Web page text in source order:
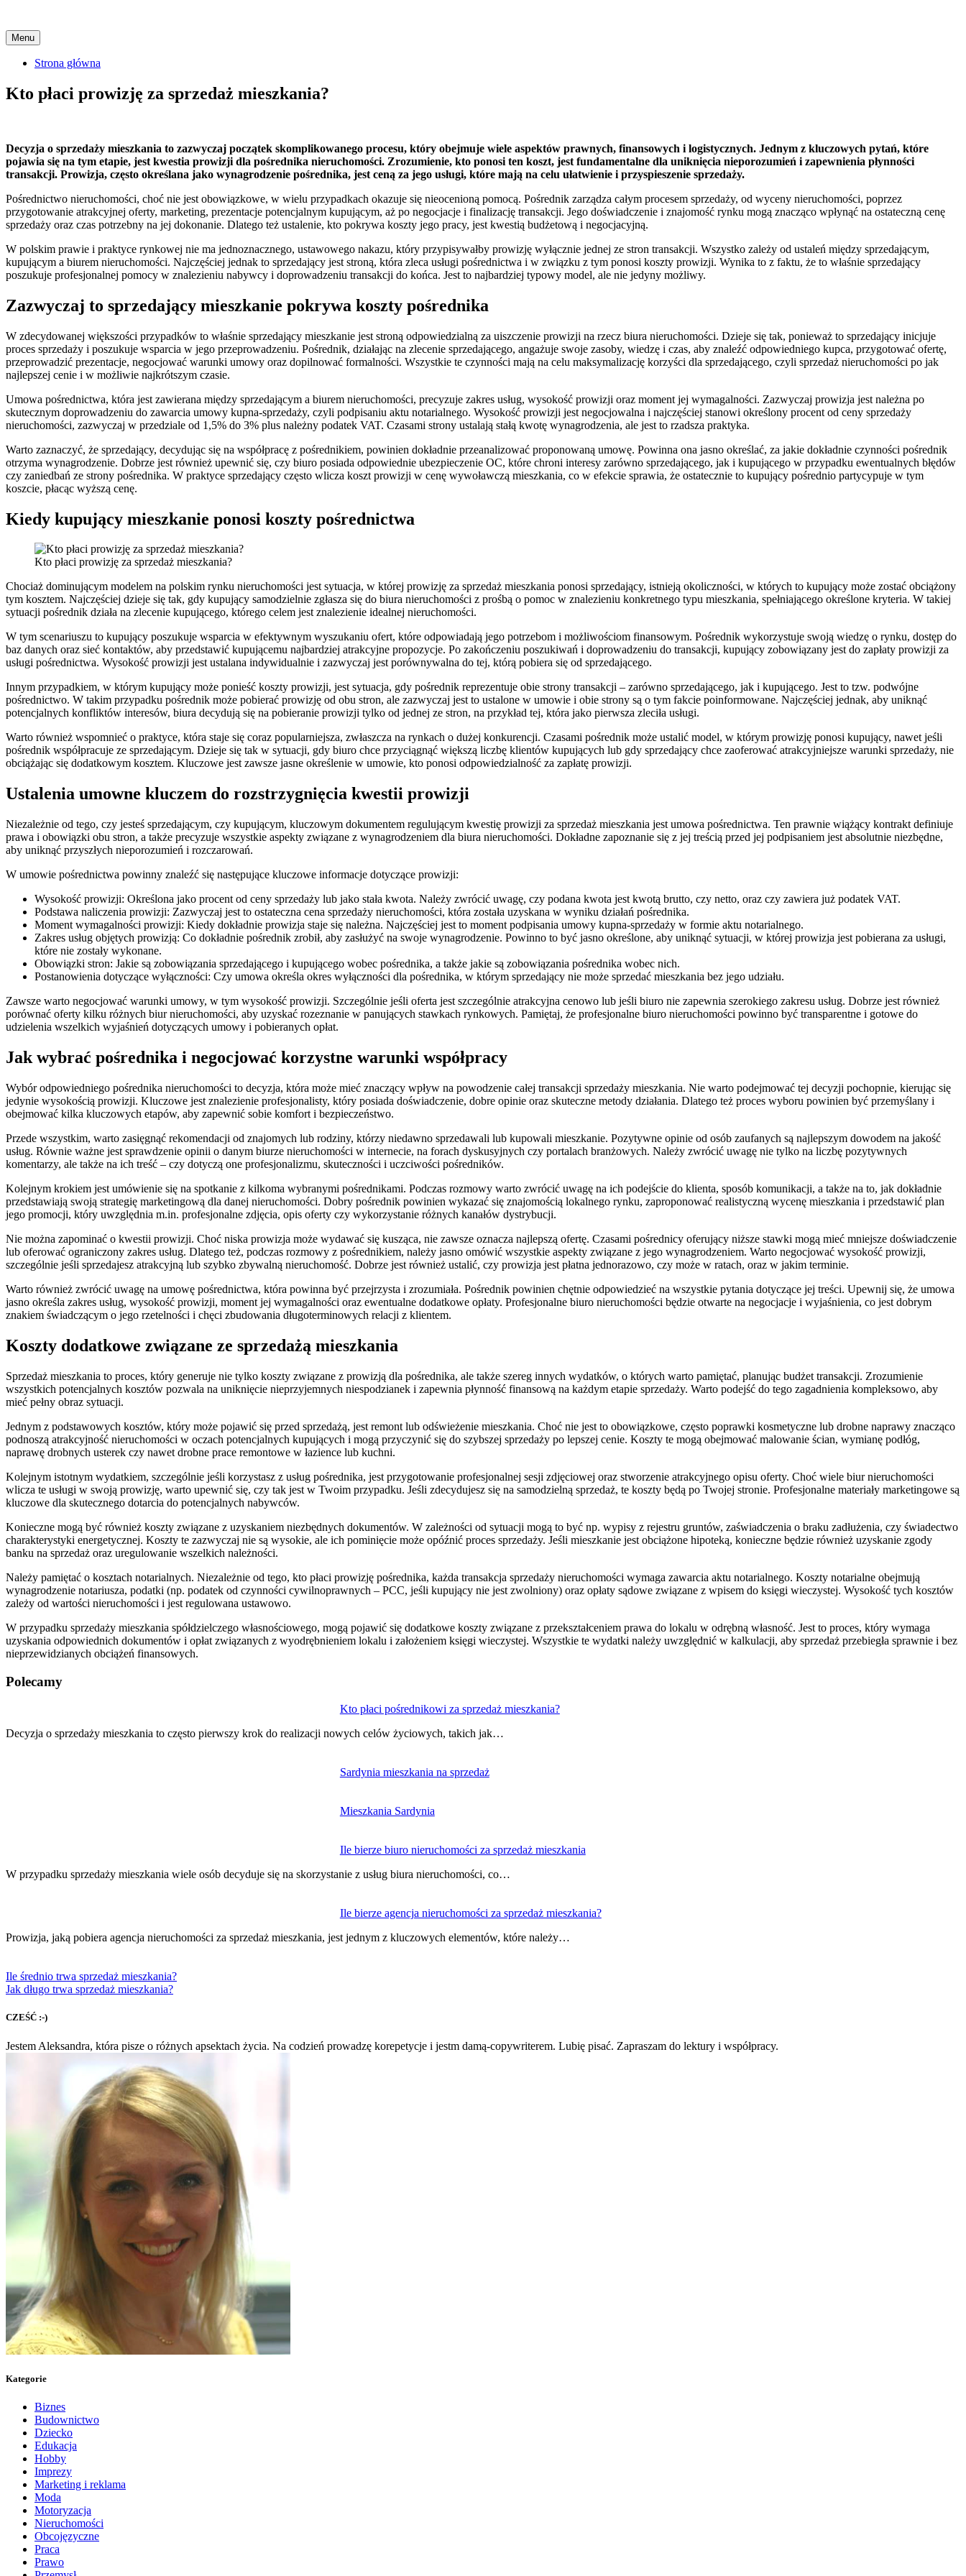
Menu Skip
to
content
Strona główna
Kto płaci prowizję za sprzedaż mieszkania?
Decyzja o sprzedaży mieszkania to zazwyczaj początek skomplikowanego procesu, który obejmuje wiele aspektów prawnych, finansowych i logistycznych. Jednym z kluczowych pytań, które
pojawia się na tym etapie, jest kwestia prowizji dla pośrednika nieruchomości. Zrozumienie, kto ponosi ten koszt, jest fundamentalne dla uniknięcia nieporozumień i zapewnienia płynności
transakcji. Prowizja, często określana jako wynagrodzenie pośrednika, jest ceną za jego usługi, które mają na celu ułatwienie i przyspieszenie sprzedaży.
Pośrednictwo nieruchomości, choć nie jest obowiązkowe, w wielu przypadkach okazuje się nieocenioną pomocą. Pośrednik zarządza całym procesem sprzedaży, od wyceny nieruchomości, poprzez
przygotowanie atrakcyjnej oferty, marketing, prezentacje potencjalnym kupującym, aż po negocjacje i finalizację transakcji. Jego doświadczenie i znajomość rynku mogą znacząco wpłynąć na ostateczną cenę
sprzedaży oraz czas potrzebny na jej dokonanie. Dlatego też ustalenie, kto pokrywa koszty jego pracy, jest kwestią budżetową i negocjacyjną.
W polskim prawie i praktyce rynkowej nie ma jednoznacznego, ustawowego nakazu, który przypisywałby prowizję wyłącznie jednej ze stron transakcji. Wszystko zależy od ustaleń między sprzedającym,
kupującym a biurem nieruchomości. Najczęściej jednak to sprzedający jest stroną, która zleca usługi pośrednictwa i w związku z tym ponosi koszty prowizji. Wynika to z faktu, że to właśnie sprzedający
poszukuje profesjonalnej pomocy w znalezieniu nabywcy i doprowadzeniu transakcji do końca. Jest to najbardziej typowy model, ale nie jedyny możliwy.
Zazwyczaj to sprzedający mieszkanie pokrywa koszty pośrednika
W zdecydowanej większości przypadków to właśnie sprzedający mieszkanie jest stroną odpowiedzialną za uiszczenie prowizji na rzecz biura nieruchomości. Dzieje się tak, ponieważ to sprzedający inicjuje
proces sprzedaży i poszukuje wsparcia w jego przeprowadzeniu. Pośrednik, działając na zlecenie sprzedającego, angażuje swoje zasoby, wiedzę i czas, aby znaleźć odpowiedniego kupca, przygotować ofertę,
przeprowadzić prezentacje, negocjować warunki umowy oraz dopilnować formalności. Wszystkie te czynności mają na celu maksymalizację korzyści dla sprzedającego, czyli sprzedaż nieruchomości po jak
najlepszej cenie i w możliwie najkrótszym czasie.
Umowa pośrednictwa, która jest zawierana między sprzedającym a biurem nieruchomości, precyzuje zakres usług, wysokość prowizji oraz moment jej wymagalności. Zazwyczaj prowizja jest należna po
skutecznym doprowadzeniu do zawarcia umowy kupna-sprzedaży, czyli podpisaniu aktu notarialnego. Wysokość prowizji jest negocjowalna i najczęściej stanowi określony procent od ceny sprzedaży
nieruchomości, zazwyczaj w przedziale od 1,5% do 3% plus należny podatek VAT. Czasami strony ustalają stałą kwotę wynagrodzenia, ale jest to rzadsza praktyka.
Warto zaznaczyć, że sprzedający, decydując się na współpracę z pośrednikiem, powinien dokładnie przeanalizować proponowaną umowę. Powinna ona jasno określać, za jakie dokładnie czynności pośrednik
otrzyma wynagrodzenie. Dobrze jest również upewnić się, czy biuro posiada odpowiednie ubezpieczenie OC, które chroni interesy zarówno sprzedającego, jak i kupującego w przypadku ewentualnych błędów
czy zaniedbań ze strony pośrednika. W praktyce sprzedający często wlicza koszt prowizji w cenę wywoławczą mieszkania, co w efekcie sprawia, że ostatecznie to kupujący pośrednio partycypuje w tym
koszcie, płacąc wyższą cenę.
Kiedy kupujący mieszkanie ponosi koszty pośrednictwa
Kto płaci prowizję za sprzedaż mieszkania?
Chociaż dominującym modelem na polskim rynku nieruchomości jest sytuacja, w której prowizję za sprzedaż mieszkania ponosi sprzedający, istnieją okoliczności, w których to kupujący może zostać obciążony
tym kosztem. Najczęściej dzieje się tak, gdy kupujący samodzielnie zgłasza się do biura nieruchomości z prośbą o pomoc w znalezieniu konkretnego typu mieszkania, spełniającego określone kryteria. W takiej
sytuacji pośrednik działa na zlecenie kupującego, którego celem jest znalezienie idealnej nieruchomości.
W tym scenariuszu to kupujący poszukuje wsparcia w efektywnym wyszukaniu ofert, które odpowiadają jego potrzebom i możliwościom finansowym. Pośrednik wykorzystuje swoją wiedzę o rynku, dostęp do
baz danych oraz sieć kontaktów, aby przedstawić kupującemu najbardziej atrakcyjne propozycje. Po zakończeniu poszukiwań i doprowadzeniu do transakcji, kupujący zobowiązany jest do zapłaty prowizji za
usługi pośrednictwa. Wysokość prowizji jest ustalana indywidualnie i zazwyczaj jest porównywalna do tej, którą pobiera się od sprzedającego.
Innym przypadkiem, w którym kupujący może ponieść koszty prowizji, jest sytuacja, gdy pośrednik reprezentuje obie strony transakcji – zarówno sprzedającego, jak i kupującego. Jest to tzw. podwójne
pośrednictwo. W takim przypadku pośrednik może pobierać prowizję od obu stron, ale zazwyczaj jest to ustalone w umowie i obie strony są o tym fakcie poinformowane. Najczęściej jednak, aby uniknąć
potencjalnych konfliktów interesów, biura decydują się na pobieranie prowizji tylko od jednej ze stron, na przykład tej, która jako pierwsza zleciła usługi.
Warto również wspomnieć o praktyce, która staje się coraz popularniejsza, zwłaszcza na rynkach o dużej konkurencji. Czasami pośrednik może ustalić model, w którym prowizję ponosi kupujący, nawet jeśli
pośrednik współpracuje ze sprzedającym. Dzieje się tak w sytuacji, gdy biuro chce przyciągnąć większą liczbę klientów kupujących lub gdy sprzedający chce zaoferować atrakcyjniejsze warunki sprzedaży, nie
obciążając się dodatkowym kosztem. Kluczowe jest zawsze jasne określenie w umowie, kto ponosi odpowiedzialność za zapłatę prowizji.
Ustalenia umowne kluczem do rozstrzygnięcia kwestii prowizji
Niezależnie od tego, czy jesteś sprzedającym, czy kupującym, kluczowym dokumentem regulującym kwestię prowizji za sprzedaż mieszkania jest umowa pośrednictwa. Ten prawnie wiążący kontrakt definiuje
prawa i obowiązki obu stron, a także precyzuje wszystkie aspekty związane z wynagrodzeniem dla biura nieruchomości. Dokładne zapoznanie się z jej treścią przed jej podpisaniem jest absolutnie niezbędne,
aby uniknąć przyszłych nieporozumień i rozczarowań.
W umowie pośrednictwa powinny znaleźć się następujące kluczowe informacje dotyczące prowizji:
Wysokość prowizji: Określona jako procent od ceny sprzedaży lub jako stała kwota. Należy zwrócić uwagę, czy podana kwota jest kwotą brutto, czy netto, oraz czy zawiera już podatek VAT.
Podstawa naliczenia prowizji: Zazwyczaj jest to ostateczna cena sprzedaży nieruchomości, która została uzyskana w wyniku działań pośrednika.
Moment wymagalności prowizji: Kiedy dokładnie prowizja staje się należna. Najczęściej jest to moment podpisania umowy kupna-sprzedaży w formie aktu notarialnego.
Zakres usług objętych prowizją: Co dokładnie pośrednik zrobił, aby zasłużyć na swoje wynagrodzenie. Powinno to być jasno określone, aby uniknąć sytuacji, w której prowizja jest pobierana za usługi,
które nie zostały wykonane.
Obowiązki stron: Jakie są zobowiązania sprzedającego i kupującego wobec pośrednika, a także jakie są zobowiązania pośrednika wobec nich.
Postanowienia dotyczące wyłączności: Czy umowa określa okres wyłączności dla pośrednika, w którym sprzedający nie może sprzedać mieszkania bez jego udziału.
Zawsze warto negocjować warunki umowy, w tym wysokość prowizji. Szczególnie jeśli oferta jest szczególnie atrakcyjna cenowo lub jeśli biuro nie zapewnia szerokiego zakresu usług. Dobrze jest również
porównać oferty kilku różnych biur nieruchomości, aby uzyskać rozeznanie w panujących stawkach rynkowych. Pamiętaj, że profesjonalne biuro nieruchomości powinno być transparentne i gotowe do
udzielenia wszelkich wyjaśnień dotyczących umowy i pobieranych opłat.
Jak wybrać pośrednika i negocjować korzystne warunki współpracy
Wybór odpowiedniego pośrednika nieruchomości to decyzja, która może mieć znaczący wpływ na powodzenie całej transakcji sprzedaży mieszkania. Nie warto podejmować tej decyzji pochopnie, kierując się
jedynie wysokością prowizji. Kluczowe jest znalezienie profesjonalisty, który posiada doświadczenie, dobre opinie oraz skuteczne metody działania. Dlatego też proces wyboru powinien być przemyślany i
obejmować kilka kluczowych etapów, aby zapewnić sobie komfort i bezpieczeństwo.
Przede wszystkim, warto zasięgnąć rekomendacji od znajomych lub rodziny, którzy niedawno sprzedawali lub kupowali mieszkanie. Pozytywne opinie od osób zaufanych są najlepszym dowodem na jakość
usług. Równie ważne jest sprawdzenie opinii o danym biurze nieruchomości w internecie, na forach dyskusyjnych czy portalach branżowych. Należy zwrócić uwagę nie tylko na liczbę pozytywnych
komentarzy, ale także na ich treść – czy dotyczą one profesjonalizmu, skuteczności i uczciwości pośredników.
Kolejnym krokiem jest umówienie się na spotkanie z kilkoma wybranymi pośrednikami. Podczas rozmowy warto zwrócić uwagę na ich podejście do klienta, sposób komunikacji, a także na to, jak dokładnie
przedstawiają swoją strategię marketingową dla danej nieruchomości. Dobry pośrednik powinien wykazać się znajomością lokalnego rynku, zaproponować realistyczną wycenę mieszkania i przedstawić plan
jego promocji, który uwzględnia m.in. profesjonalne zdjęcia, opis oferty czy wykorzystanie różnych kanałów dystrybucji.
Nie można zapominać o kwestii prowizji. Choć niska prowizja może wydawać się kusząca, nie zawsze oznacza najlepszą ofertę. Czasami pośrednicy oferujący niższe stawki mogą mieć mniejsze doświadczenie
lub oferować ograniczony zakres usług. Dlatego też, podczas rozmowy z pośrednikiem, należy jasno omówić wszystkie aspekty związane z jego wynagrodzeniem. Warto negocjować wysokość prowizji,
szczególnie jeśli sprzedajesz atrakcyjną lub szybko zbywalną nieruchomość. Dobrze jest również ustalić, czy prowizja jest płatna jednorazowo, czy może w ratach, oraz w jakim terminie.
Warto również zwrócić uwagę na umowę pośrednictwa, która powinna być przejrzysta i zrozumiała. Pośrednik powinien chętnie odpowiedzieć na wszystkie pytania dotyczące jej treści. Upewnij się, że umowa
jasno określa zakres usług, wysokość prowizji, moment jej wymagalności oraz ewentualne dodatkowe opłaty. Profesjonalne biuro nieruchomości będzie otwarte na negocjacje i wyjaśnienia, co jest dobrym
znakiem świadczącym o jego rzetelności i chęci zbudowania długoterminowych relacji z klientem.
Koszty dodatkowe związane ze sprzedażą mieszkania
Sprzedaż mieszkania to proces, który generuje nie tylko koszty związane z prowizją dla pośrednika, ale także szereg innych wydatków, o których warto pamiętać, planując budżet transakcji. Zrozumienie
wszystkich potencjalnych kosztów pozwala na uniknięcie nieprzyjemnych niespodzianek i zapewnia płynność finansową na każdym etapie sprzedaży. Warto podejść do tego zagadnienia kompleksowo, aby
mieć pełny obraz sytuacji.
Jednym z podstawowych kosztów, który może pojawić się przed sprzedażą, jest remont lub odświeżenie mieszkania. Choć nie jest to obowiązkowe, często poprawki kosmetyczne lub drobne naprawy znacząco
podnoszą atrakcyjność nieruchomości w oczach potencjalnych kupujących i mogą przyczynić się do szybszej sprzedaży po lepszej cenie. Koszty te mogą obejmować malowanie ścian, wymianę podłóg,
naprawę drobnych usterek czy nawet drobne prace remontowe w łazience lub kuchni.
Kolejnym istotnym wydatkiem, szczególnie jeśli korzystasz z usług pośrednika, jest przygotowanie profesjonalnej sesji zdjęciowej oraz stworzenie atrakcyjnego opisu oferty. Choć wiele biur nieruchomości
wlicza te usługi w swoją prowizję, warto upewnić się, czy tak jest w Twoim przypadku. Jeśli zdecydujesz się na samodzielną sprzedaż, te koszty będą po Twojej stronie. Profesjonalne materiały marketingowe są
kluczowe dla skutecznego dotarcia do potencjalnych nabywców.
Konieczne mogą być również koszty związane z uzyskaniem niezbędnych dokumentów. W zależności od sytuacji mogą to być np. wypisy z rejestru gruntów, zaświadczenia o braku zadłużenia, czy świadectwo
charakterystyki energetycznej. Koszty te zazwyczaj nie są wysokie, ale ich pominięcie może opóźnić proces sprzedaży. Jeśli mieszkanie jest obciążone hipoteką, konieczne będzie również uzyskanie zgody
banku na sprzedaż oraz uregulowanie wszelkich należności.
Należy pamiętać o kosztach notarialnych. Niezależnie od tego, kto płaci prowizję pośrednika, każda transakcja sprzedaży nieruchomości wymaga zawarcia aktu notarialnego. Koszty notarialne obejmują
wynagrodzenie notariusza, podatki (np. podatek od czynności cywilnoprawnych – PCC, jeśli kupujący nie jest zwolniony) oraz opłaty sądowe związane z wpisem do księgi wieczystej. Wysokość tych kosztów
zależy od wartości nieruchomości i jest regulowana ustawowo.
W przypadku sprzedaży mieszkania spółdzielczego własnościowego, mogą pojawić się dodatkowe koszty związane z przekształceniem prawa do lokalu w odrębną własność. Jest to proces, który wymaga
uzyskania odpowiednich dokumentów i opłat związanych z wyodrębnieniem lokalu i założeniem księgi wieczystej. Wszystkie te wydatki należy uwzględnić w kalkulacji, aby sprzedaż przebiegła sprawnie i bez
nieprzewidzianych obciążeń finansowych.
Polecamy
Kto płaci pośrednikowi za sprzedaż mieszkania?
Decyzja o sprzedaży mieszkania to często pierwszy krok do realizacji nowych celów życiowych, takich jak…
Sardynia mieszkania na sprzedaż
Mieszkania Sardynia
Ile bierze biuro nieruchomości za sprzedaż mieszkania
W przypadku sprzedaży mieszkania wiele osób decyduje się na skorzystanie z usług biura nieruchomości, co…
Ile bierze agencja nieruchomości za sprzedaż mieszkania?
Prowizja, jaką pobiera agencja nieruchomości za sprzedaż mieszkania, jest jednym z kluczowych elementów, które należy…
wpisu
Ile średnio trwa sprzedaż mieszkania?
Jak długo trwa sprzedaż mieszkania?
CZEŚĆ :-)
Jestem Aleksandra, która pisze o różnych apsektach życia. Na codzień prowadzę korepetycje i jestm damą-copywriterem. Lubię pisać. Zapraszam do lektury i współpracy.
Kategorie
Biznes
Budownictwo
Dziecko
Edukacja
Hobby
Imprezy
Marketing i reklama
Moda
Motoryzacja
Nieruchomości
Obcojęzyczne
Praca
Prawo